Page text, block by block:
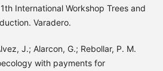
International Workshop Trees and
Varadero.
J.; Alarcon, G.; Rebollar, P. M.
with payments for